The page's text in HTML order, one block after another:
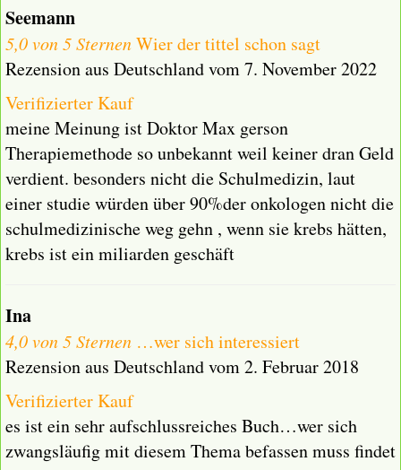
Seemann
5,0 von 5 SternenWier der tittel schon sagt
Rezension aus Deutschland vom 7. November 2022
Verifizierter Kauf
meine Meinung ist Doktor Max gerson
Therapiemethode so unbekannt weil keiner dran Geld
verdient. besonders nicht die Schulmedizin, laut
einer studie würden über 90%der onkologen nicht die
schulmedizinische weg gehn , wenn sie krebs hätten,
krebs ist ein miliarden geschäft
Ina
4,0 von 5 Sternen …wer sich interessiert
Rezension aus Deutschland vom 2. Februar 2018
Verifizierter Kauf
es ist ein sehr aufschlussreiches Buch…wer sich
zwangsläufig mit diesem Thema befassen muss findet